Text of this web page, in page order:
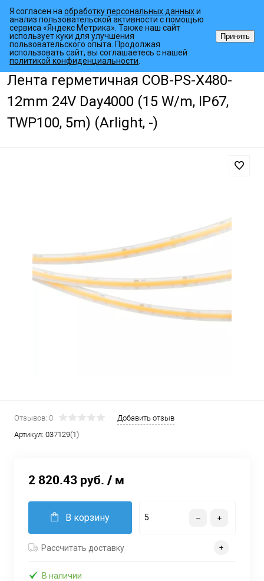
Главная страница • Каталог товаров • Светодиодные ленты
Лента герметичная COB-PS-X480-
12mm 24V Day4000 (15 W/m, IP67,
TWP100, 5m) (Arlight, -)
Отзывов: 0
Добавить отзыв
Артикул: 037129(1)
2 820.43 руб. / м
В корзину
Рассчитать доставку
В наличии
Я согласен наобработку персональных данныхи
анализ пользовательской активности с помощью
сервиса «Яндекс Метрика». Также наш сайт
использует куки для улучшения
пользовательского опыта. Продолжая
использовать сайт, вы соглашаетесь с нашей
политикой конфиденциальности
Принять